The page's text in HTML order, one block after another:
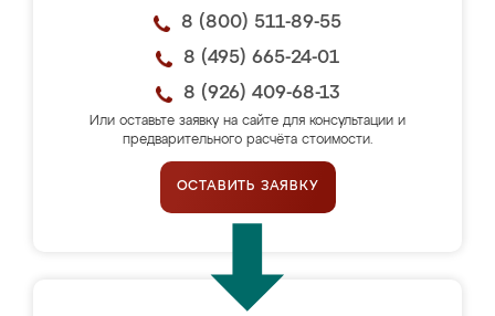
8 (800) 511-89-55
8 (495) 665-24-01
8 (926) 409-68-13
Или оставьте заявку на сайте для консультации и
предварительного расчёта стоимости.
ОСТАВИТЬ ЗАЯВКУ